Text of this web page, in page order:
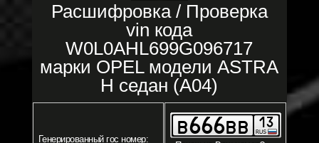
Расшифровка / Проверка
vin кода
W0L0AHL699G096717
марки OPEL модели ASTRA
H седан (A04)
Генерированный гос номер: